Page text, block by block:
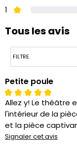
1
Tous les avis
Petite poule
Allez y! Le théâtre
l'intérieur de la
et la pièce
Signaler cet avis